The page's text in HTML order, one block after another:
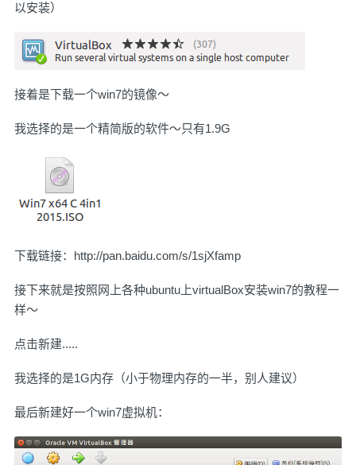
以安装）
接着是下载一个win7的镜像～
我选择的是一个精简版的软件～只有1.9G
下载链接： http://pan.baidu.com/s/1sjXfamp
接下来就是按照网上各种ubuntu上virtualBox安装win7的教程一
样～
点击新建.....
我选择的是1G内存（小于物理内存的一半，别人建议）
最后新建好一个win7虚拟机：